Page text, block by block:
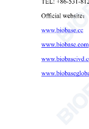
معقم الهواء الساخن
Send Email